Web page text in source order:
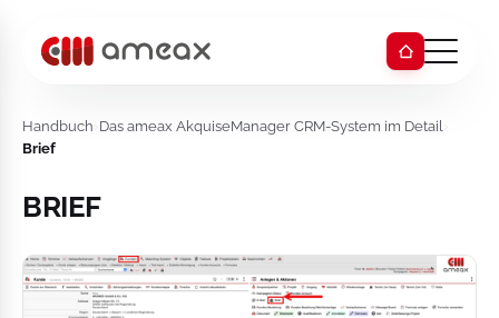
Handbuch ›Das ameax AkquiseManager CRM-System im Detail ›
Brief
BRIEF